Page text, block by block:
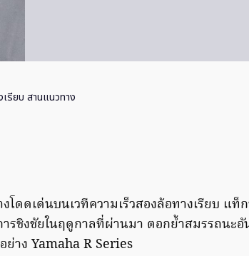
รียบ สานแนวทาง
ดดเด่นบนเวทีความเร็วสองล้อทางเรียบ แท็
รชิงชัยในฤดูกาลที่ผ่านมา ตอกย้ำสมรรถนะ
าง Yamaha R Series